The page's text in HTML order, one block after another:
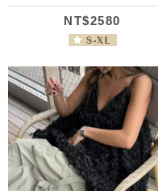
NT$2580